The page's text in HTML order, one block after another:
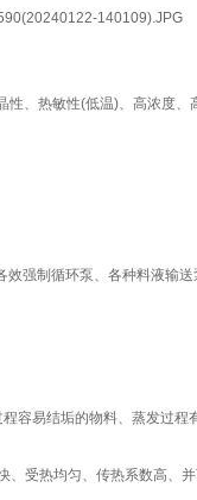
、热敏性(低温)、高浓度、
强制循环泵、各种料液输
容易结垢的物料、蒸发过
受热均匀、传热系数高、并